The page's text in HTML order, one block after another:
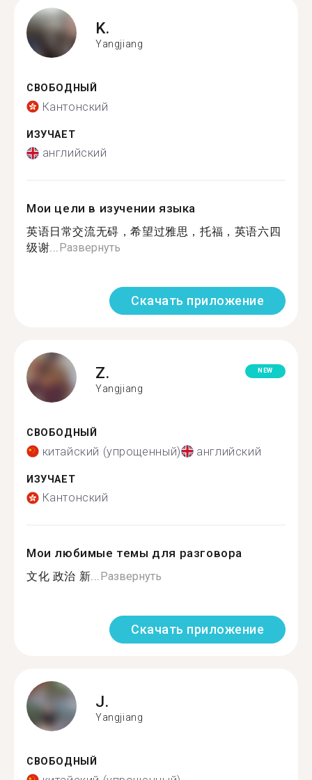
K.
Yangjiang
СВОБОДНЫЙ
Кантонский
ИЗУЧАЕТ
английский
Мои цели в изучении языка
英语日常交流无碍，希望过雅思，托福，英语六四
级谢...Развернуть
Скачать приложение
Z.
Yangjiang
NEW
СВОБОДНЫЙ
китайский (упрощенный) английский
ИЗУЧАЕТ
Кантонский
Мои любимые темы для разговора
文化 政治 新...Развернуть
Скачать приложение
J.
Yangjiang
СВОБОДНЫЙ